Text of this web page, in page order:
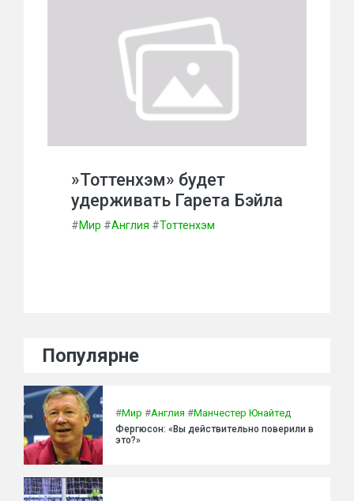
»Тоттенхэм» будет
удерживать Гарета Бэйла
#Мир #Англия #Тоттенхэм
Популярне
#Мир #Англия #Манчестер Юнайтед
Фергюсон: «Вы действительно поверили в
это?»